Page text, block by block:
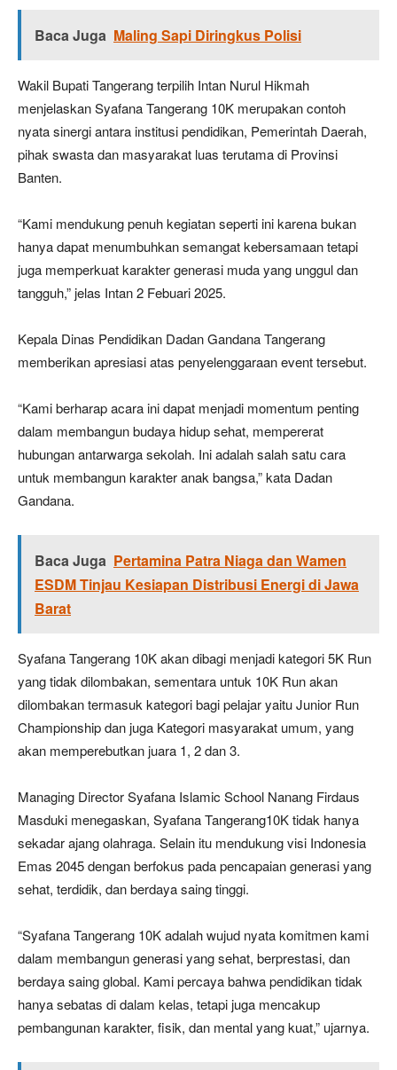
Baca Juga Maling Sapi Diringkus Polisi
Wakil Bupati Tangerang terpilih Intan Nurul Hikmah
menjelaskan Syafana Tangerang 10K merupakan contoh
nyata sinergi antara institusi pendidikan, Pemerintah Daerah,
pihak swasta dan masyarakat luas terutama di Provinsi
Banten.
“Kami mendukung penuh kegiatan seperti ini karena bukan
hanya dapat menumbuhkan semangat kebersamaan tetapi
juga memperkuat karakter generasi muda yang unggul dan
tangguh,” jelas Intan 2 Febuari 2025.
Kepala Dinas Pendidikan Dadan Gandana Tangerang
memberikan apresiasi atas penyelenggaraan event tersebut.
“Kami berharap acara ini dapat menjadi momentum penting
dalam membangun budaya hidup sehat, mempererat
hubungan antarwarga sekolah. Ini adalah salah satu cara
untuk membangun karakter anak bangsa,” kata Dadan
Gandana.
Baca Juga Pertamina Patra Niaga dan Wamen
ESDM Tinjau Kesiapan Distribusi Energi di Jawa
Barat
Syafana Tangerang 10K akan dibagi menjadi kategori 5K Run
yang tidak dilombakan, sementara untuk 10K Run akan
dilombakan termasuk kategori bagi pelajar yaitu Junior Run
Championship dan juga Kategori masyarakat umum, yang
akan memperebutkan juara 1, 2 dan 3.
Managing Director Syafana Islamic School Nanang Firdaus
Masduki menegaskan, Syafana Tangerang10K tidak hanya
sekadar ajang olahraga. Selain itu mendukung visi Indonesia
Emas 2045 dengan berfokus pada pencapaian generasi yang
sehat, terdidik, dan berdaya saing tinggi.
“Syafana Tangerang 10K adalah wujud nyata komitmen kami
dalam membangun generasi yang sehat, berprestasi, dan
berdaya saing global. Kami percaya bahwa pendidikan tidak
hanya sebatas di dalam kelas, tetapi juga mencakup
pembangunan karakter, fisik, dan mental yang kuat,” ujarnya.